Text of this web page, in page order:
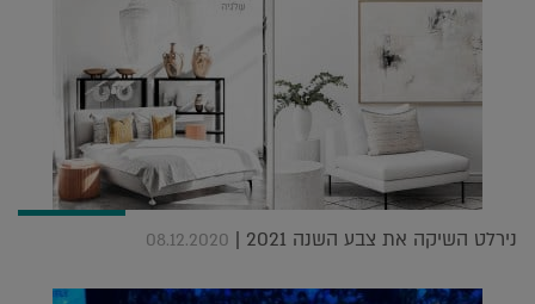
נירלט השיקה את צבע השנה 2021 | 08.12.2020